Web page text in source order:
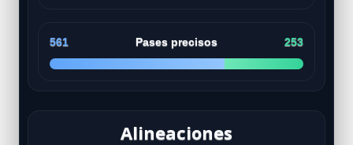
561 Pases precisos 253
Alineaciones